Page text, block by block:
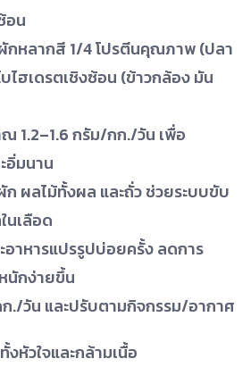
อน
กหลากสี 1/4 โปรตีนคุณภาพ (ปลา
บไฮเดรตเชิงซ้อน (ข้าวกล้อง มัน
ณ 1.2–1.6 กรัม/กก./วัน เพื่อ
อิ่มนาน
ก ผลไม้ทั้งผล และถั่ว ช่วยระบบขับ
นเลือด
อาหารแปรรูปบ่อยครั้ง ลดการ
นักง่ายขึ้น
./วัน และปรับตามกิจกรรม/อากาศ
หัวใจและกล้ามเนื้อ